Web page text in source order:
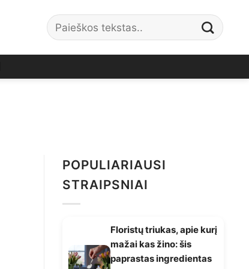
POPULIARIAUSI
STRAIPSNIAI
Floristų triukas, apie kurį
mažai kas žino: šis
paprastas ingredientas